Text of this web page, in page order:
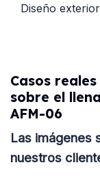
Diseño
Casos
sobre el
AFM-06
Las imágenes
nuestros